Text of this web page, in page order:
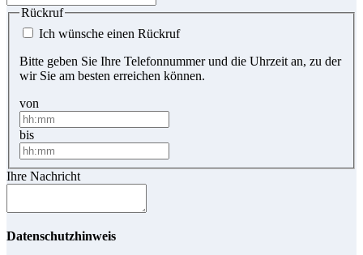
Rückruf
Ich wünsche einen Rückruf
Bitte geben Sie Ihre Telefonnummer und die Uhrzeit an, zu der
wir Sie am besten erreichen können.
von
bis
Ihre Nachricht
Datenschutzhinweis